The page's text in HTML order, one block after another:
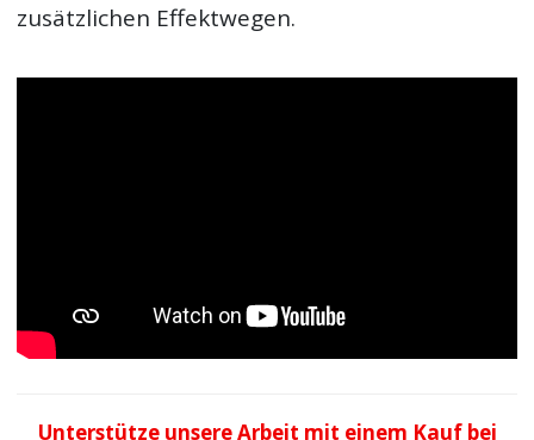
zusätzlichen Effektwegen.
Unterstütze unsere Arbeit mit einem Kauf bei